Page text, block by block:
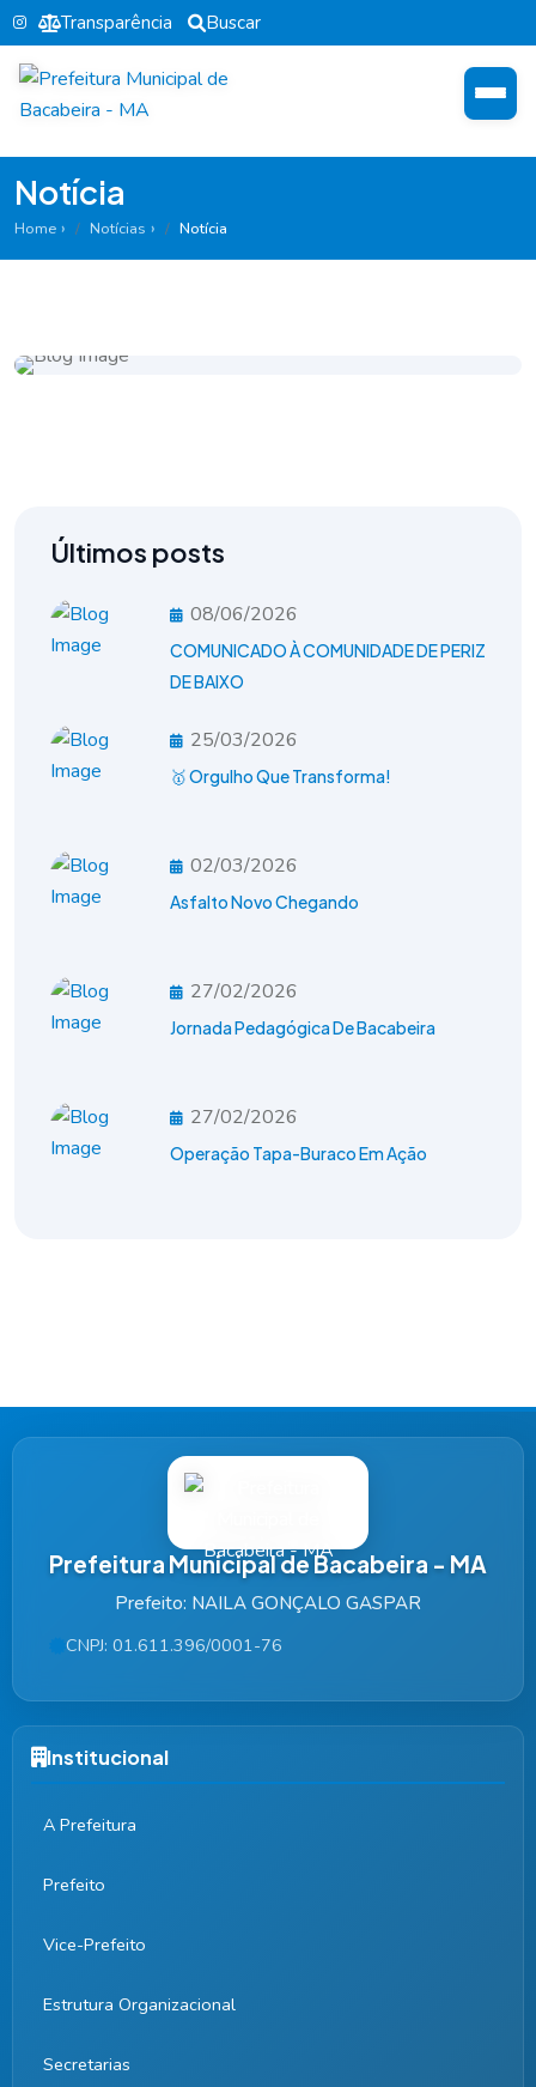
Transparência Buscar
Notícia
Home Notícias Notícia
Últimos posts
08/06/2026
COMUNICADO À COMUNIDADE DE PERIZ
DE BAIXO
25/03/2026
🥇 Orgulho Que Transforma!
02/03/2026
Asfalto Novo Chegando
27/02/2026
Jornada Pedagógica De Bacabeira
27/02/2026
Operação Tapa-Buraco Em Ação
Prefeitura Municipal de Bacabeira - MA
Prefeito: NAILA GONÇALO GASPAR
CNPJ: 01.611.396/0001-76
Institucional
A Prefeitura
Prefeito
Vice-Prefeito
Estrutura Organizacional
Secretarias